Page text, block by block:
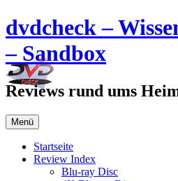
Zum
Inhalt
springen
dvdcheck –
– Sandbox
Reviews rund ums
Menü
Startseite
Review Index
Blu-ray Disc